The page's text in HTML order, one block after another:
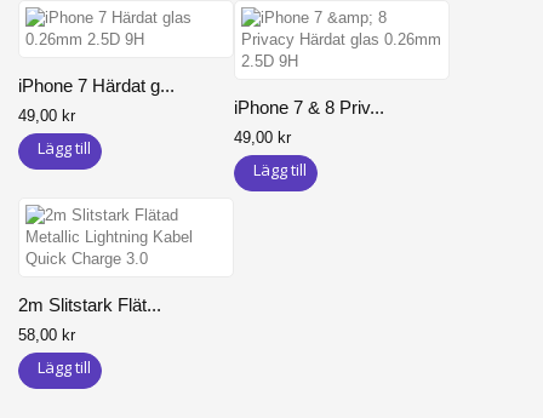
iPhone 7 Härdat g...
49,00 kr
Lägg till
iPhone 7 & 8 Priv...
49,00 kr
Lägg till
2m Slitstark Flät...
58,00 kr
Lägg till